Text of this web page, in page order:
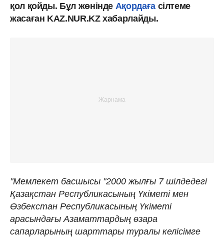
қол қойды. Бұл жөнінде Ақордаға сілтеме
жасаған KAZ.NUR.KZ хабарлайды.
"Мемлекет басшысы "2000 жылғы 7 шілдедегі
Қазақстан Республикасының Үкіметі мен
Өзбекстан Республикасының Үкіметі
арасындағы Азаматтардың өзара
сапарларының шарттары туралы келісімге